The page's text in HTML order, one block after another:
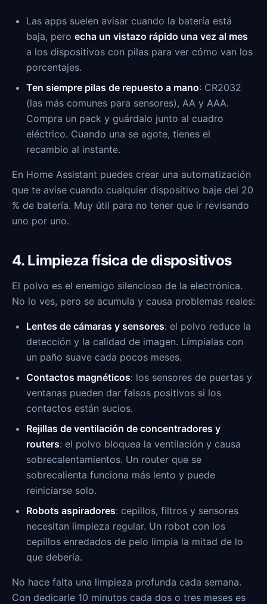
Las apps suelen avisar cuando la batería está
baja, pero echa un vistazo rápido una vez al mes
a los dispositivos con pilas para ver cómo van los
porcentajes.
Ten siempre pilas de repuesto a mano: CR2032
(las más comunes para sensores), AA y AAA.
Compra un pack y guárdalo junto al cuadro
eléctrico. Cuando una se agote, tienes el
recambio al instante.
En Home Assistant puedes crear una automatización
que te avise cuando cualquier dispositivo baje del 20
% de batería. Muy útil para no tener que ir revisando
uno por uno.
4. Limpieza física de dispositivos
El polvo es el enemigo silencioso de la electrónica.
No lo ves, pero se acumula y causa problemas reales:
Lentes de cámaras y sensores: el polvo reduce la
detección y la calidad de imagen. Límpialas con
un paño suave cada pocos meses.
Contactos magnéticos: los sensores de puertas y
ventanas pueden dar falsos positivos si los
contactos están sucios.
Rejillas de ventilación de concentradores y
routers: el polvo bloquea la ventilación y causa
sobrecalentamientos. Un router que se
sobrecalienta funciona más lento y puede
reiniciarse solo.
Robots aspiradores: cepillos, filtros y sensores
necesitan limpieza regular. Un robot con los
cepillos enredados de pelo limpia la mitad de lo
que debería.
No hace falta una limpieza profunda cada semana.
Con dedicarle 10 minutos cada dos o tres meses es